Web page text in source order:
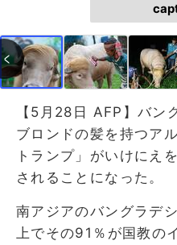
【5月28日 AFP】バン
ブロンドの髪を持つア
トランプ」がいけにえ
されることになった。
南アジアのバングラデ
上でその91％が国教の